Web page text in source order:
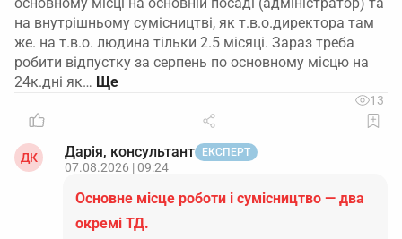
на внутрішньому сумісництві, як т.в.о.директора там
же. на т.в.о. людина тільки 2.5 місяці. Зараз треба
робити відпустку за серпень по основному місцю на
24к.дні як…
13
ДК Дарія, консультант ЕКСПЕРТ
07.08.2026 | 09:24
Основне місце роботи і сумісництво — два
окремі ТД.